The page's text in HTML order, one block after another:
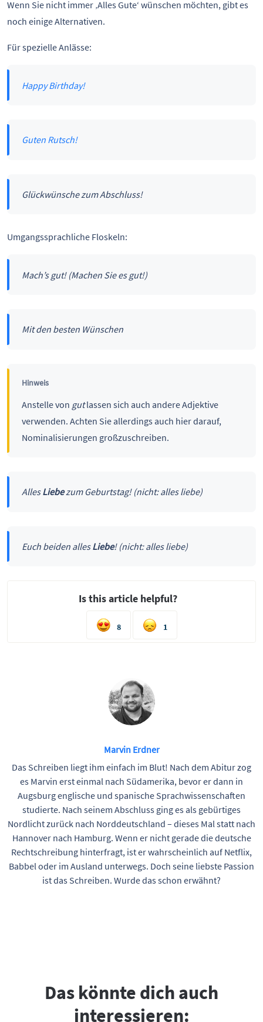
Wenn Sie nicht immer ‚Alles Gute‘ wünschen möchten, gibt es
noch einige Alternativen.
Für spezielle Anlässe:
Happy Birthday!
Guten Rutsch!
Glückwünsche zum Abschluss!
Umgangssprachliche Floskeln:
Mach’s gut! (Machen Sie es gut!)
Mit den besten Wünschen
Hinweis
Anstelle von gutlassen sich auch andere Adjektive
verwenden. Achten Sie allerdings auch hier darauf,
Nominalisierungen großzuschreiben.
AllesLiebezum Geburtstag! (nicht: alles liebe)
Euch beiden allesLiebe! (nicht: alles liebe)
Is this article helpful?
8 1
Marvin Erdner
Das Schreiben liegt ihm einfach im Blut! Nach dem Abitur zog
es Marvin erst einmal nach Südamerika, bevor er dann in
Augsburg englische und spanische Sprachwissenschaften
studierte. Nach seinem Abschluss ging es als gebürtiges
Nordlicht zurück nach Norddeutschland – dieses Mal statt nach
Hannover nach Hamburg. Wenn er nicht gerade die deutsche
Rechtschreibung hinterfragt, ist er wahrscheinlich auf Netflix,
Babbel oder im Ausland unterwegs. Doch seine liebste Passion
ist das Schreiben. Wurde das schon erwähnt?
Das könnte dich auch
interessieren: